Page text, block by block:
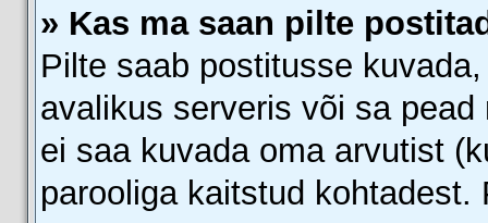
» Kas ma saan pilte
Pilte saab postitusse
avalikus serveris või sa
ei saa kuvada oma arvutist
parooliga kaitstud